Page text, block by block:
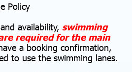
Policy
availability, swimming
required for the main
a booking confirmation,
to use the swimming lanes.